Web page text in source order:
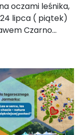
oczami leśnika,
lipca ( piątek)
Czarno...